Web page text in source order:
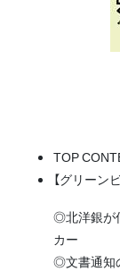
TOP
【グリーン
◎北洋銀が
カー
◎文書通知